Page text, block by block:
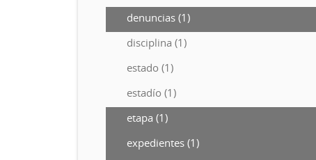
denuncias (1)
disciplina (1)
estado (1)
estadío (1)
etapa (1)
expedientes (1)